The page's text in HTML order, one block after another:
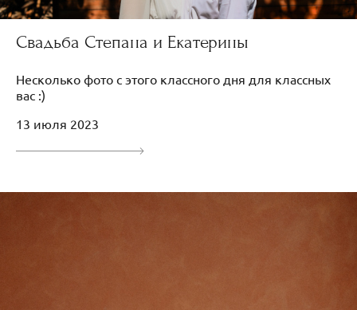
Свадьба Степана и Екатерины
Несколько фото с этого классного дня для классных
вас :)
13 июля 2023